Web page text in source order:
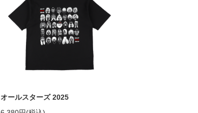
オールスターズ 2025